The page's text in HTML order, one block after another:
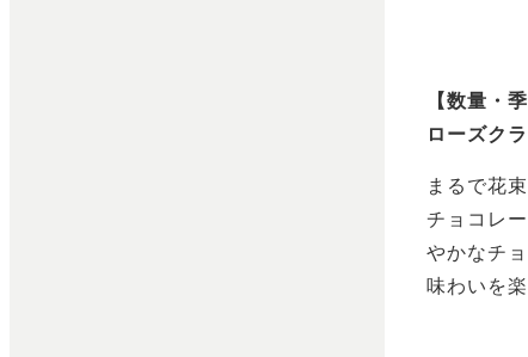
【数量・
ローズク
まるで花
チョコレ
やかなチ
味わいを